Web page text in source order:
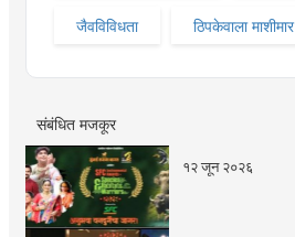
जैवविविधता ठिपकेवाला माशीमार
संबंधित मजकूर
१२ जून २०२६